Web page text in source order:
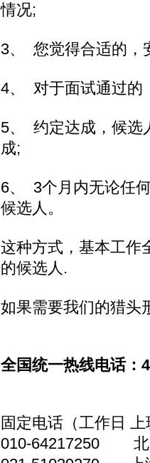
情况;
3、 您觉得合适的，
4、 对于面试通过的
5、 约定达成，候选
成;
6、 3个月内无论任
候选人。
这种方式，基本工作
的候选人.
如果需要我们的猎头
全国统一热线电话：
固定电话（工作日
010-64217250 北